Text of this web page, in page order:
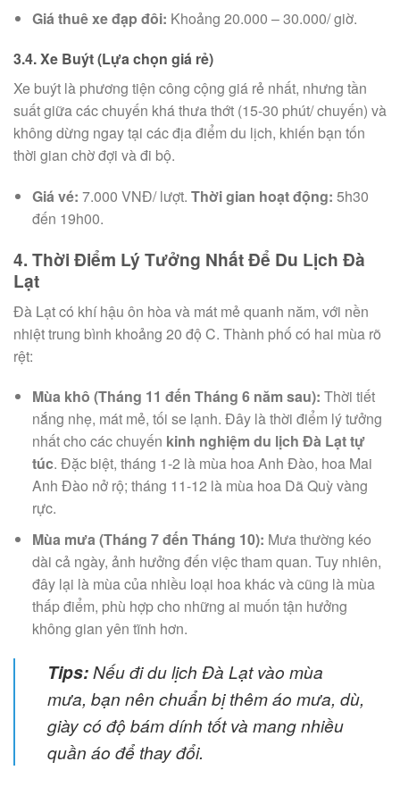
Giá thuê xe đạp đôi: Khoảng 20.000 – 30.000/ giờ.
3.4. Xe Buýt (Lựa chọn giá rẻ)
Xe buýt là phương tiện công cộng giá rẻ nhất, nhưng tần
suất giữa các chuyến khá thưa thớt (15-30 phút/ chuyến) và
không dừng ngay tại các địa điểm du lịch, khiến bạn tốn
thời gian chờ đợi và đi bộ.
Giá vé: 7.000 VNĐ/ lượt. Thời gian hoạt động: 5h30
đến 19h00.
4. Thời Điểm Lý Tưởng Nhất Để Du Lịch Đà
Lạt
Đà Lạt có khí hậu ôn hòa và mát mẻ quanh năm, với nền
nhiệt trung bình khoảng 20 độ C. Thành phố có hai mùa rõ
rệt:
Mùa khô (Tháng 11 đến Tháng 6 năm sau): Thời tiết
nắng nhẹ, mát mẻ, tối se lạnh. Đây là thời điểm lý tưởng
nhất cho các chuyến kinh nghiệm du lịch Đà Lạt tự
túc. Đặc biệt, tháng 1-2 là mùa hoa Anh Đào, hoa Mai
Anh Đào nở rộ; tháng 11-12 là mùa hoa Dã Quỳ vàng
rực.
Mùa mưa (Tháng 7 đến Tháng 10): Mưa thường kéo
dài cả ngày, ảnh hưởng đến việc tham quan. Tuy nhiên,
đây lại là mùa của nhiều loại hoa khác và cũng là mùa
thấp điểm, phù hợp cho những ai muốn tận hưởng
không gian yên tĩnh hơn.
Tips:Nếu đi du lịch Đà Lạt vào mùa
mưa, bạn nên chuẩn bị thêm áo mưa, dù,
giày có độ bám dính tốt và mang nhiều
quần áo để thay đổi.